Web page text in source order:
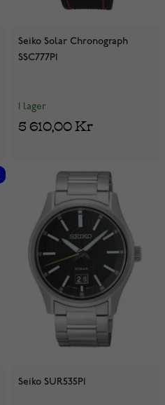
Seiko Solar Chronograph
SSC777P1
I lager
5 610,00 Kr
Seiko SUR535P1